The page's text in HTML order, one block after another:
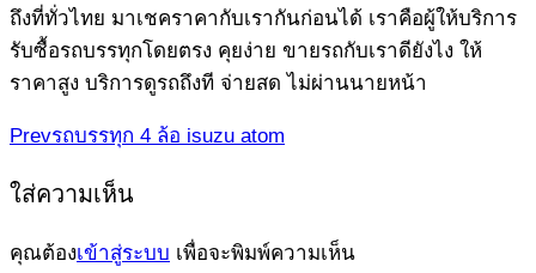
ถึงที่ทั่วไทย มาเชคราคากับเรากันก่อนได้‎ เราคือผู้ให้บริการ
รับซื้อรถบรรทุกโดยตรง คุยง่าย ขายรถกับเราดียังไง ให้
ราคาสูง บริการดูรถถึงที จ่ายสด ไม่ผ่านนายหน้า
Prevรถบรรทุก 4 ล้อ isuzu atom
ใส่ความเห็น
คุณต้องเข้าสู่ระบบ เพื่อจะพิมพ์ความเห็น